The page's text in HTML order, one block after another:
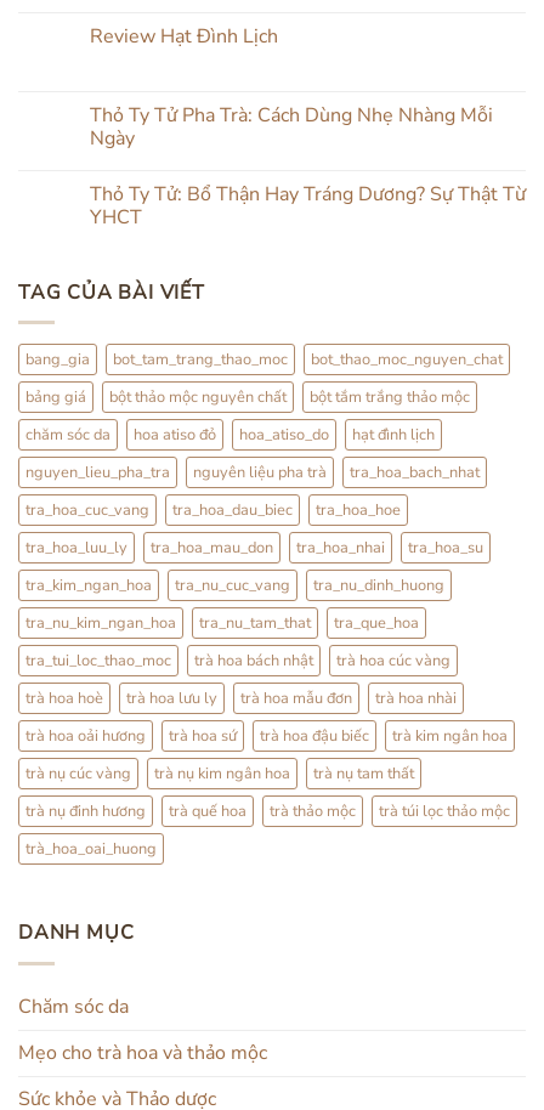
Mụn
Đắp
Mặt
&
Mộc
bình
Từ
Trong
Ra
Đình
Lịch
Kết
Review Hạt Đình Lịch
luận
Review
Lịch
Thỏ Ty Tử Pha Trà: Cách Dùng Nhẹ Nhàng Mỗi
Ngày
bình
luận
Pha
Trà:
Nhẹ
Nhàng
Mỗi
Ngày
Thỏ Ty Tử: Bổ Thận Hay Tráng Dương? Sự Thật Từ
YHCT
luận
ở
Tử:
Bổ
Thận
Hay
Tráng
Dương?
Sự
Thật
Từ
YHCT
TAG CỦA BÀI VIẾT
bang_gia bot_tam_trang_thao_moc
bot_thao_moc_nguyen_chat
bảng giá
bột thảo mộc nguyên chất
bột tắm trắng thảo mộc
chăm sóc da
hoa atiso đỏ hoa_atiso_do
hạt đình lịch
nguyen_lieu_pha_tra
nguyên liệu pha trà
tra_hoa_bach_nhat
tra_hoa_cuc_vang
tra_hoa_dau_biec
tra_hoa_hoe
tra_hoa_luu_ly
tra_hoa_mau_don tra_hoa_nhai
tra_hoa_su
tra_kim_ngan_hoa
tra_nu_cuc_vang
tra_nu_dinh_huong
tra_nu_kim_ngan_hoa
tra_nu_tam_that
tra_que_hoa
tra_tui_loc_thao_moc
trà hoa bách nhật
trà hoa cúc vàng
trà hoa hoè
trà hoa lưu ly trà hoa mẫu đơn
trà hoa nhài
trà hoa oải hương
trà hoa sứ trà hoa đậu biếc
trà kim ngân hoa
trà nụ cúc vàng
trà nụ kim ngân hoa
trà nụ tam thất
trà nụ đinh hương
trà quế hoa trà thảo mộc
trà túi lọc thảo mộc
trà_hoa_oai_huong
DANH MỤC
Chăm sóc da
Mẹo cho trà hoa và thảo mộc
Sức khỏe và Thảo dược